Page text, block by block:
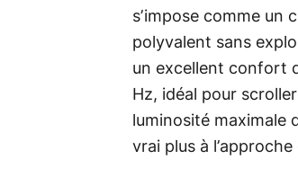
s’impose comme un
polyvalent sans
un excellent confort
Hz, idéal pour
luminosité maximale
vrai plus à